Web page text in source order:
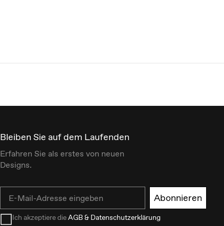
Bleiben Sie auf dem Laufenden
Erfahren Sie als erstes von neuen
Designs.
Abonnieren
Ich akzeptiere dieAGB & Datenschutzerklärung